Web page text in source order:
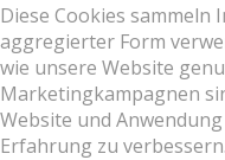
Diese Cookies
aggregierter Form
wie unsere Website
Marketingkampagnen
Website und
Erfahrung zu verbessern.